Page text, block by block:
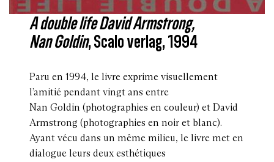
A double life David Armstrong,
Nan Goldin, Scalo verlag, 1994
Paru en 1994, le livre exprime visuellement
l’amitié pendant vingt ans entre
Nan Goldin (photographies en couleur) et David
Armstrong (photographies en noir et blanc).
Ayant vécu dans un même milieu, le livre met en
dialogue leurs deux esthétiques